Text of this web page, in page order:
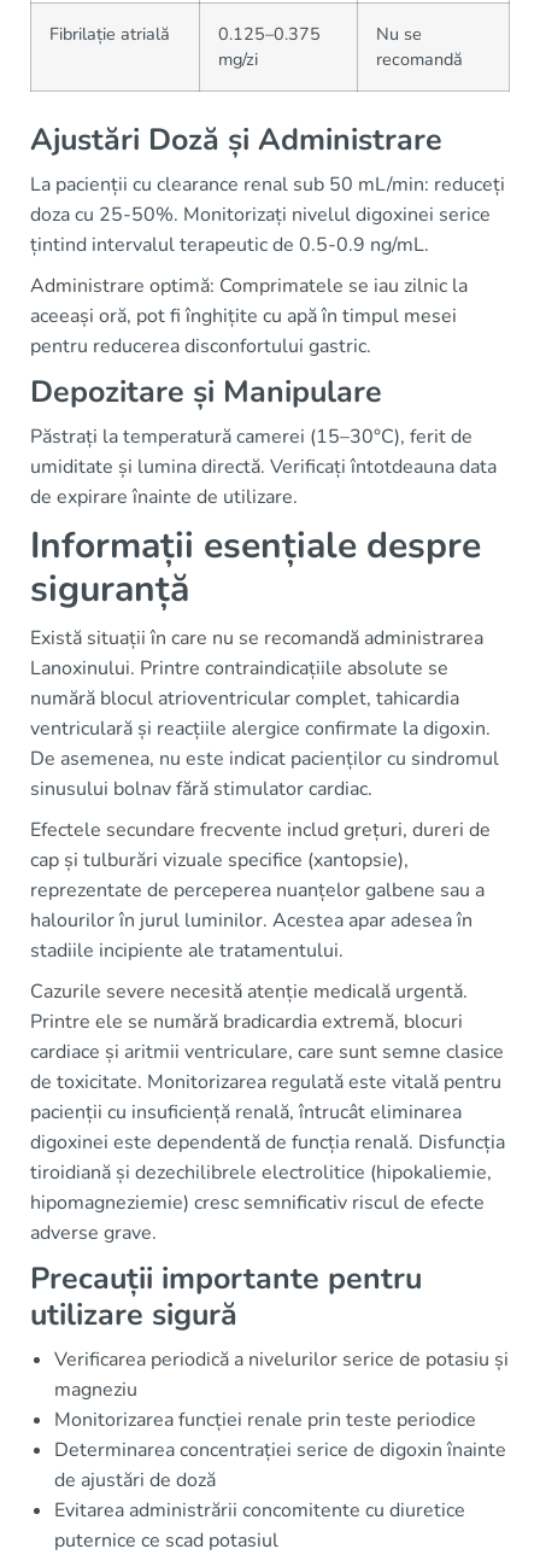
Fibrilație atrială
0.125–0.375
mg/zi
Nu se
recomandă
Ajustări Doză și Administrare
La pacienții cu clearance renal sub 50 mL/min: reduceți
doza cu 25-50%. Monitorizați nivelul digoxinei serice
țintind intervalul terapeutic de 0.5-0.9 ng/mL.
Administrare optimă: Comprimatele se iau zilnic la
aceeași oră, pot fi înghițite cu apă în timpul mesei
pentru reducerea disconfortului gastric.
Depozitare și Manipulare
Păstrați la temperatură camerei (15–30°C), ferit de
umiditate și lumina directă. Verificați întotdeauna data
de expirare înainte de utilizare.
Informații esențiale despre
siguranță
Există situații în care nu se recomandă administrarea
Lanoxinului. Printre contraindicațiile absolute se
numără blocul atrioventricular complet, tahicardia
ventriculară și reacțiile alergice confirmate la digoxin.
De asemenea, nu este indicat pacienților cu sindromul
sinusului bolnav fără stimulator cardiac.
Efectele secundare frecvente includ grețuri, dureri de
cap și tulburări vizuale specifice (xantopsie),
reprezentate de perceperea nuanțelor galbene sau a
halourilor în jurul luminilor. Acestea apar adesea în
stadiile incipiente ale tratamentului.
Cazurile severe necesită atenție medicală urgentă.
Printre ele se numără bradicardia extremă, blocuri
cardiace și aritmii ventriculare, care sunt semne clasice
de toxicitate. Monitorizarea regulată este vitală pentru
pacienții cu insuficiență renală, întrucât eliminarea
digoxinei este dependentă de funcția renală. Disfuncția
tiroidiană și dezechilibrele electrolitice (hipokaliemie,
hipomagneziemie) cresc semnificativ riscul de efecte
adverse grave.
Precauții importante pentru
utilizare sigură
Verificarea periodică a nivelurilor serice de potasiu și
magneziu
Monitorizarea funcției renale prin teste periodice
Determinarea concentrației serice de digoxin înainte
de ajustări de doză
Evitarea administrării concomitente cu diuretice
puternice ce scad potasiul